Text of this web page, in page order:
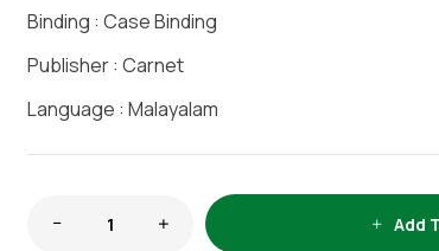
Binding : Case Binding
Publisher : Carnet
Language : Malayalam
Add